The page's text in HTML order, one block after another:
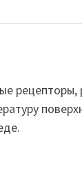
рецепторы,